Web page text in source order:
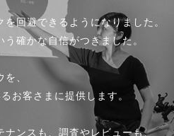
ブ
回避できるようになりました。
確かな自信がつきました。
、
お客さまに提供します。
ナンスも、調査やレビューも、
ブ
伝い